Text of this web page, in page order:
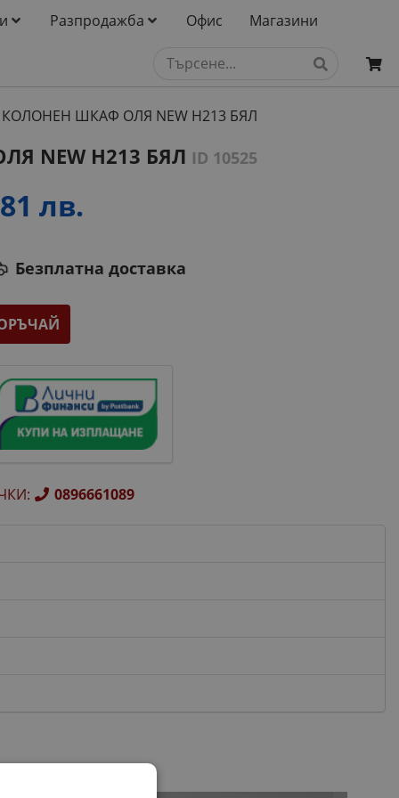
Разпродажба Офис Магазини
КОЛОНЕН ШКАФ ОЛЯ NEW H213 БЯЛ
NEW H213 БЯЛ ID 10525
лв.
Безплатна доставка
: 0896661089